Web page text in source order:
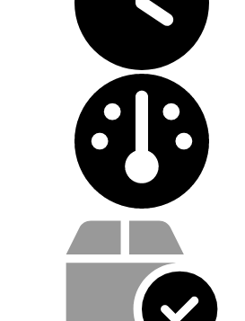
Wertversprechen